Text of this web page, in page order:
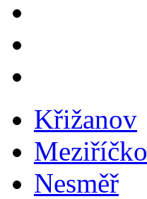
Křižanov
Meziříčko
Nesměř